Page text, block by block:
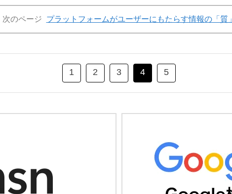
次のページ プラットフォームがユーザーにもたらす情報の「質」
1 2 3 4 5